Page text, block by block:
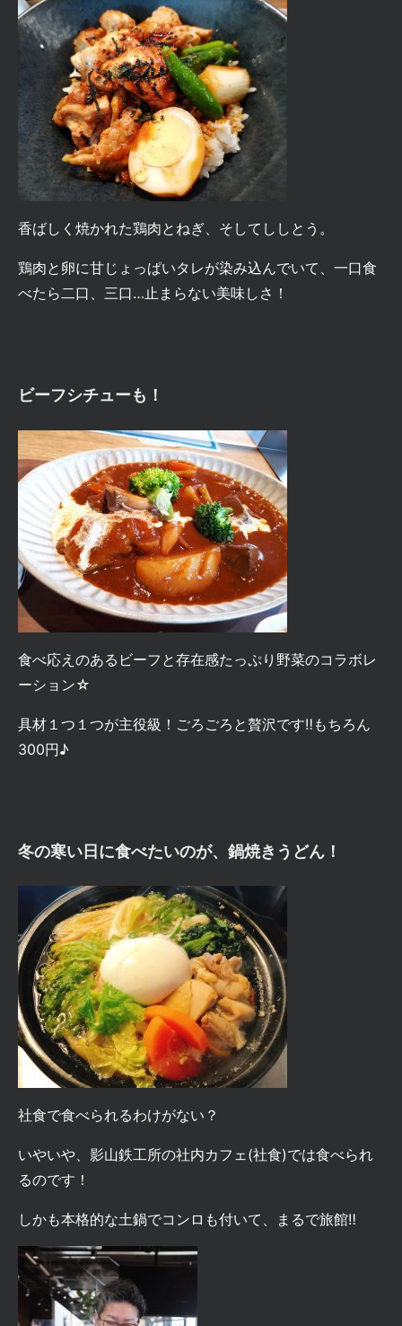
香ばしく焼かれた鶏肉とねぎ、そしてししとう。
鶏肉と卵に甘じょっぱいタレが染み込んでいて、一口食
べたら二口、三口…止まらない美味しさ！
ビーフシチューも！
食べ応えのあるビーフと存在感たっぷり野菜のコラボレ
ーション☆
具材１つ１つが主役級！ごろごろと贅沢です‼もちろん
300円♪
冬の寒い日に食べたいのが、 鍋焼きうどん ！
社食で食べられるわけがない？
いやいや、影山鉄工所の社内カフェ(社食)では食べられ
るのです！
しかも本格的な土鍋でコンロも付いて、まるで旅館‼